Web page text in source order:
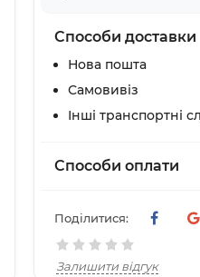
Способи доставки
Нова пошта
Самовивіз
Інші транспортні
Способи оплати
Поділитися:
Залишити відгук